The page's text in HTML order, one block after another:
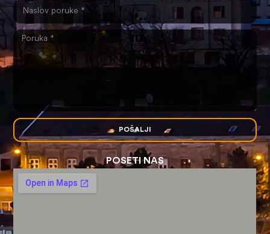
POŠALJI
POSETI NAS